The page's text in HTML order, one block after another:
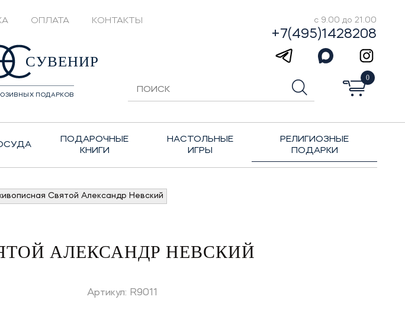
ОПЛАТА КОНТАКТЫ с 9.00 до 21.00
+7(495)1428208
СУВЕНИР
ПОДАРКОВ
0
ПОДАРОЧНЫЕ
КНИГИ
НАСТОЛЬНЫЕ
ИГРЫ
РЕЛИГИОЗНЫЕ
ПОДАРКИ
Святой Александр Невский
АЛЕКСАНДР НЕВСКИЙ
Артикул: R9011